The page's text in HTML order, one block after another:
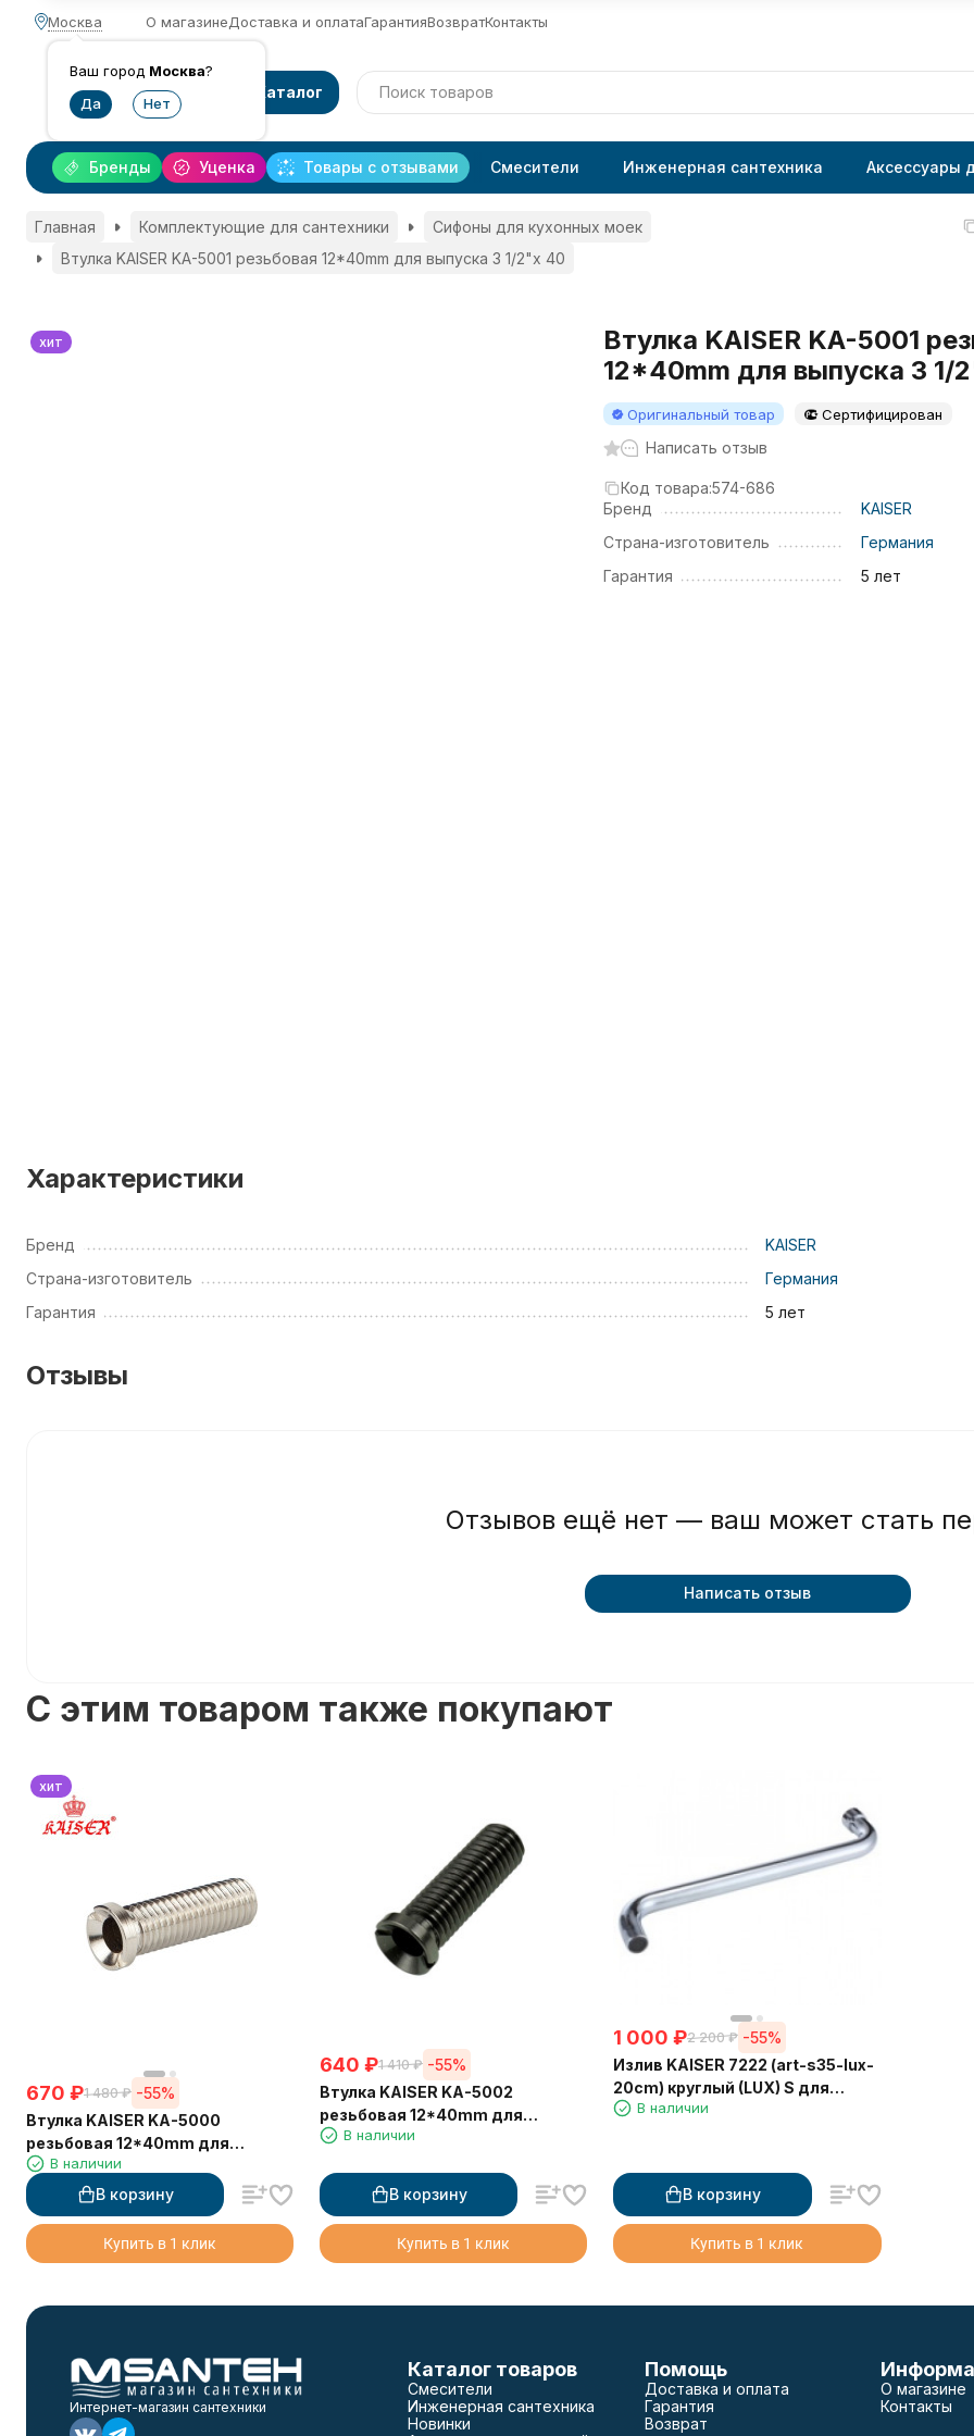
Москва
Ваш город Москва?
О магазинеДоставка и оплатаГарантияВозвратКонтакты
Каталог
Уценка Товары с отзывами
Бренды Смесители Инженерная сантехника Аксессуары
Главная Комплектующие для сантехники
Сифоны для кухонных моек
Втулка KAISER KA-5001 резьбовая 12*40mm для выпуска 3 1/2"х 40
хит
Втулка KAISER KA-5001
12*40mm для выпуска 3 1/
Оригинальный товар Сертифицирован
Написать отзыв
Код товара:574-686
Бренд
KAISER
Страна-изготовитель
Германия
Гарантия
5 лет
Характеристики
Бренд
KAISER
Страна-изготовитель
Германия
Гарантия
5 лет
Отзывы
Отзывов ещё нет — ваш может стать
Написать отзыв
C этим товаром также покупают
хит
670 ₽1 480 ₽ -55%
Втулка KAISER KA-5000
резьбовая 12*40mm для
выпуска 3 1/2"х 40
В наличии
В корзину
Купить в 1 клик
640 ₽1 410 ₽ -55%
Втулка KAISER KA-5002
резьбовая 12*40mm для
выпуска 3 1/2"х 40
В наличии
В корзину
Купить в 1 клик
1 000 ₽2 200 ₽ -55%
Излив KAISER 7222 (art-s35-lux-
20cm) круглый (LUX) S для
смесителя - 20см
В наличии
В корзину
Купить в 1 клик
Интернет-магазин сантехники
Каталог товаров
Смесители
Инженерная сантехника
Новинки
Помощь
Доставка и оплата
Гарантия
Возврат
О магазине
Контакты